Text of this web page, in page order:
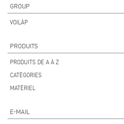
GROUP
VOILÀP
PRODUITS
PRODUITS DE A À Z
CATÉGORIES
MATÉRIEL
E-MAIL